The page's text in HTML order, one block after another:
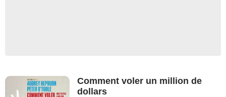
Comment voler un million de
dollars